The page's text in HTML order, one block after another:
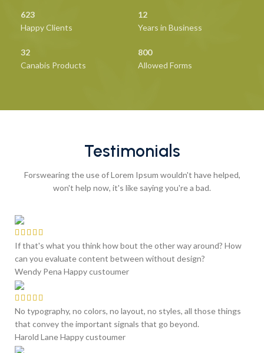
623
Happy Clients
12
Years in Business
32
Canabis Products
800
Allowed Forms
Testimonials
Forswearing the use of Lorem Ipsum wouldn't have helped,
won't help now, it's like saying you're a bad.
If that's what you think how bout the other way around? How
can you evaluate content between without design?
Wendy Pena Happy custoumer
No typography, no colors, no layout, no styles, all those things
that convey the important signals that go beyond.
Harold LaneHappy custoumer